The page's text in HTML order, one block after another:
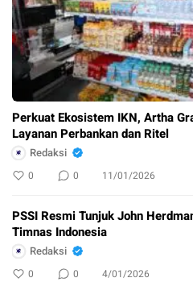
Perkuat Ekosistem IKN, Artha
Layanan Perbankan dan Ritel
Redaksi
0 0 11/01/2026
PSSI Resmi Tunjuk John
Timnas Indonesia
Redaksi
0 0 4/01/2026